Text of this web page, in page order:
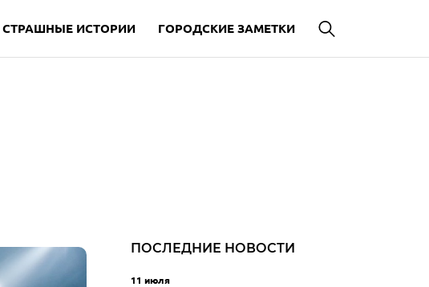
СТРАШНЫЕ ИСТОРИИ ГОРОДСКИЕ ЗАМЕТКИ
ПОСЛЕДНИЕ НОВОСТИ
11 июля